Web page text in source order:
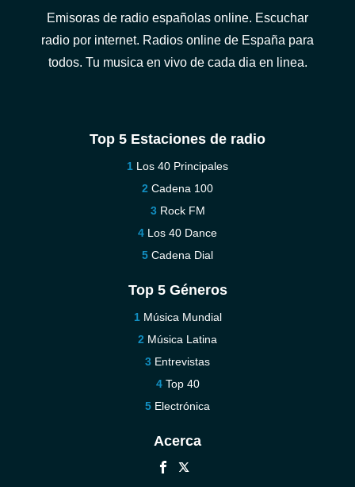
Emisoras de radio españolas online. Escuchar
radio por internet. Radios online de España para
todos. Tu musica en vivo de cada dia en linea.
Top 5 Estaciones de radio
Los 40 Principales
Cadena 100
Rock FM
Los 40 Dance
Cadena Dial
Top 5 Géneros
Música Mundial
Música Latina
Entrevistas
Top 40
Electrónica
Acerca